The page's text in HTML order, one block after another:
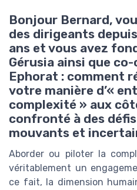
Bonjour Bernard,
des dirigeants
ans et vous avez
Gérusia ainsi que
Ephorat : comment
votre manière d’«
complexité » aux
confronté à des
mouvants et
Aborder ou piloter la
véritablement un
ce fait, la dimension